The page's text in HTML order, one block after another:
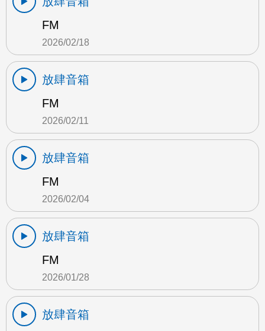
FM
2026/02/18
放肆音箱
FM
2026/02/11
放肆音箱
FM
2026/02/04
放肆音箱
FM
2026/01/28
放肆音箱